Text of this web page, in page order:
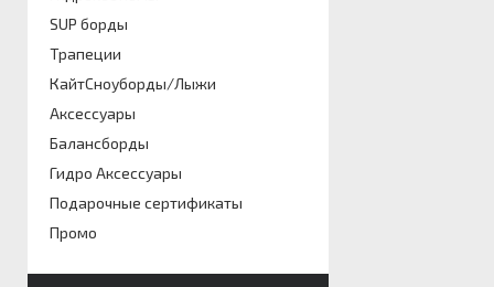
SUP борды
Трапеции
КайтСноуборды/Лыжи
Аксессуары
Балансборды
Гидро Аксессуары
Подарочные сертификаты
Промо